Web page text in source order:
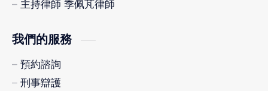
主持律師 季佩芃律師
我們的服務
預約諮詢
刑事辯護